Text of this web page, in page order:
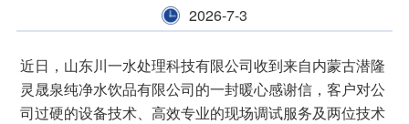
2026-7-3
近日，山东川一水处理科技有限公司收到来自内蒙古潜隆
灵晟泉纯净水饮品有限公司的一封暖心感谢信，客户对公
司过硬的设备技术、高效专业的现场调试服务及两位技术